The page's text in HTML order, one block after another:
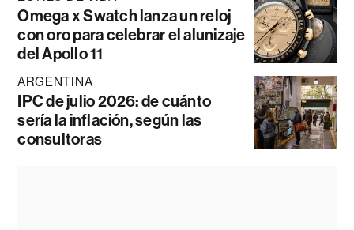
Omega x Swatch lanza un reloj
con oro para celebrar el alunizaje
del Apollo 11
ARGENTINA
IPC de julio 2026: de cuánto
sería la inflación, según las
consultoras